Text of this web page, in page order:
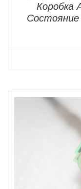
Коробка